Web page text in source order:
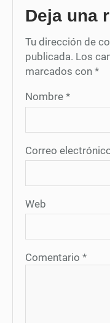
Deja una
Tu dirección de
publicada. Los
marcados con *
Nombre *
Correo
Web
Comentario *